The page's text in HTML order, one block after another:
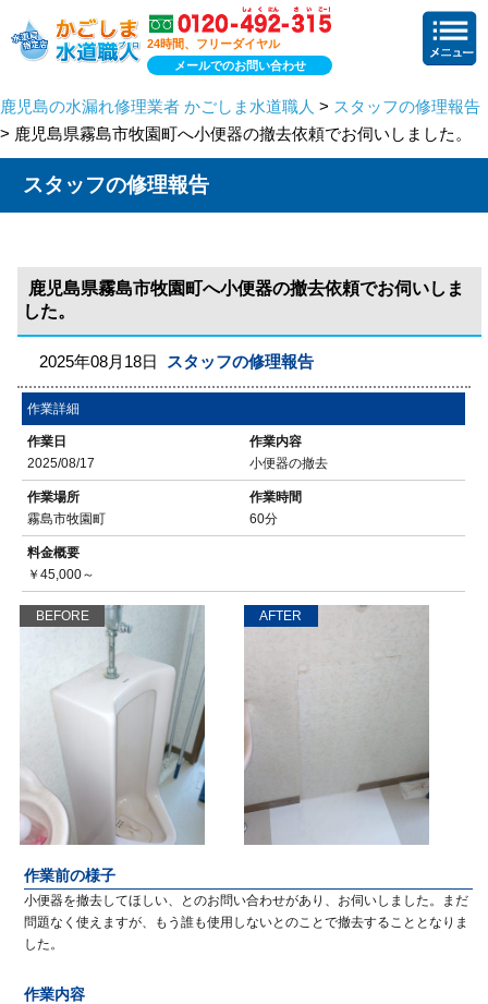
24時間、フリーダイヤル
メールでのお問い合わせ
鹿児島の水漏れ修理業者 かごしま水道職人 > スタッフの修理報告
> 鹿児島県霧島市牧園町へ小便器の撤去依頼でお伺いしました。
スタッフの修理報告
鹿児島県霧島市牧園町へ小便器の撤去依頼でお伺いしま
した。
2025年08月18日 スタッフの修理報告
作業詳細
作業日
2025/08/17
作業内容
小便器の撤去
作業場所
霧島市牧園町
作業時間
60分
料金概要
￥45,000～
BEFORE AFTER
作業前の様子
小便器を撤去してほしい、とのお問い合わせがあり、お伺いしました。まだ
問題なく使えますが、もう誰も使用しないとのことで撤去することとなりま
した。
作業内容